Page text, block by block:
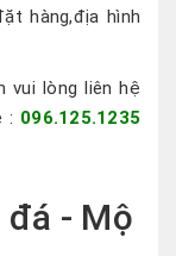
hàng,địa hình
vui lòng liên hệ
: 096.125.1235
- Mộ